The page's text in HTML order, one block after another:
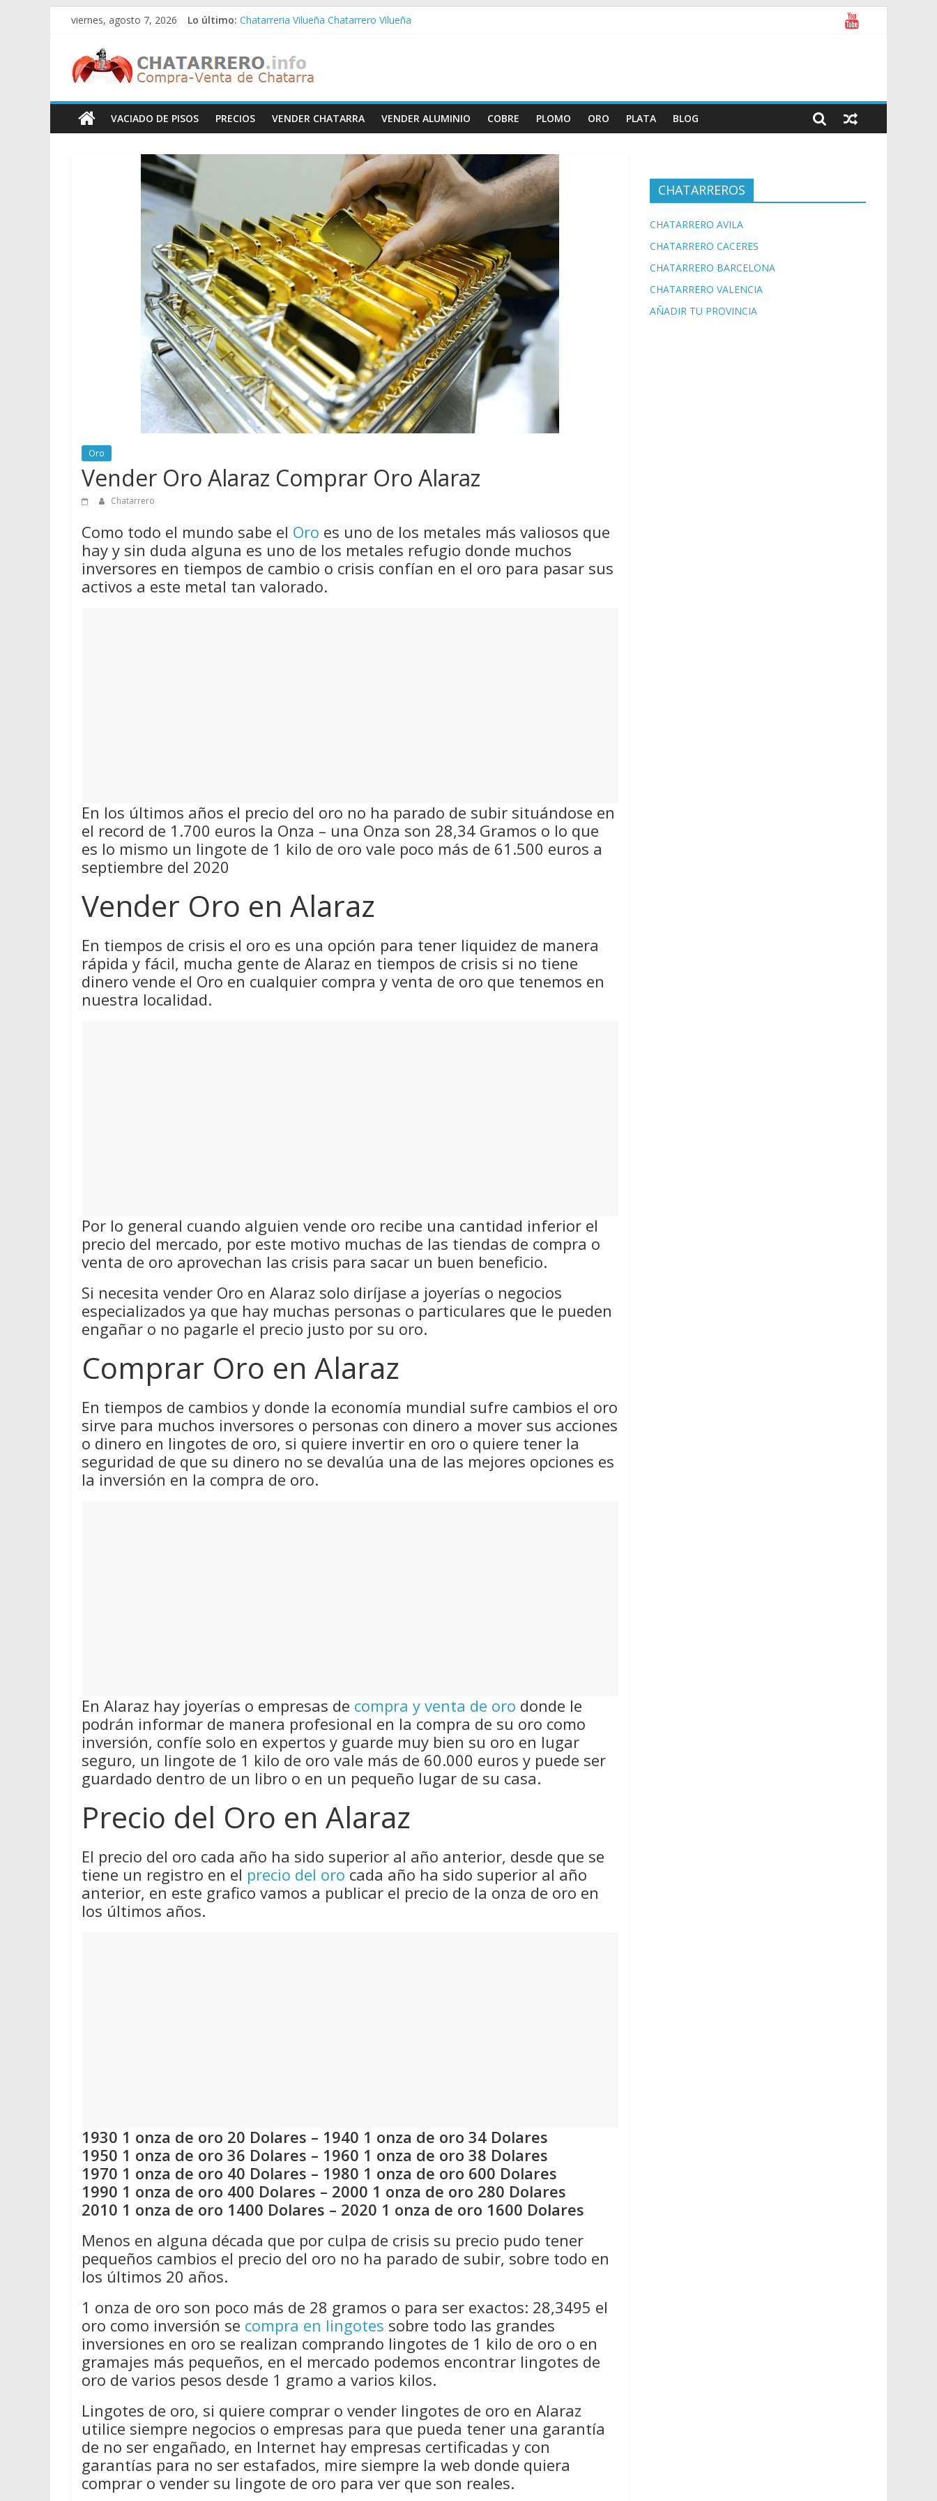
Saltar
contenido
viernes, agosto 7, 2026 Lo último: Chatarreria Vilueña Chatarrero Vilueña
Chatarreria Zaida Chatarrero Zaida
Chatarreria Vistabella Chatarrero Vistabella
Chatarreros
–
Precio
Chatarra
VACIADO DE PISOS PRECIOS VENDER CHATARRA VENDER ALUMINIO COBRE PLOMO ORO PLATA BLOG
Oro
Vender Oro Alaraz Comprar Oro Alaraz
Chatarrero
Como todo el mundo sabe el Oro es uno de los metales más valiosos que
hay y sin duda alguna es uno de los metales refugio donde muchos
inversores en tiempos de cambio o crisis confían en el oro para pasar sus
activos a este metal tan valorado.
En los últimos años el precio del oro no ha parado de subir situándose en
el record de 1.700 euros la Onza – una Onza son 28,34 Gramos o lo que
es lo mismo un lingote de 1 kilo de oro vale poco más de 61.500 euros a
septiembre del 2020
Vender Oro en Alaraz
En tiempos de crisis el oro es una opción para tener liquidez de manera
rápida y fácil, mucha gente de Alaraz en tiempos de crisis si no tiene
dinero vende el Oro en cualquier compra y venta de oro que tenemos en
nuestra localidad.
Por lo general cuando alguien vende oro recibe una cantidad inferior el
precio del mercado, por este motivo muchas de las tiendas de compra o
venta de oro aprovechan las crisis para sacar un buen beneficio.
Si necesita vender Oro en Alaraz solo diríjase a joyerías o negocios
especializados ya que hay muchas personas o particulares que le pueden
engañar o no pagarle el precio justo por su oro.
Comprar Oro en Alaraz
En tiempos de cambios y donde la economía mundial sufre cambios el oro
sirve para muchos inversores o personas con dinero a mover sus acciones
o dinero en lingotes de oro, si quiere invertir en oro o quiere tener la
seguridad de que su dinero no se devalúa una de las mejores opciones es
la inversión en la compra de oro.
En Alaraz hay joyerías o empresas de compra y venta de oro donde le
podrán informar de manera profesional en la compra de su oro como
inversión, confíe solo en expertos y guarde muy bien su oro en lugar
seguro, un lingote de 1 kilo de oro vale más de 60.000 euros y puede ser
guardado dentro de un libro o en un pequeño lugar de su casa.
Precio del Oro en Alaraz
El precio del oro cada año ha sido superior al año anterior, desde que se
tiene un registro en el precio del oro cada año ha sido superior al año
anterior, en este grafico vamos a publicar el precio de la onza de oro en
los últimos años.
1930 1 onza de oro 20 Dolares – 1940 1 onza de oro 34 Dolares
1950 1 onza de oro 36 Dolares – 1960 1 onza de oro 38 Dolares
1970 1 onza de oro 40 Dolares – 1980 1 onza de oro 600 Dolares
1990 1 onza de oro 400 Dolares – 2000 1 onza de oro 280 Dolares
2010 1 onza de oro 1400 Dolares – 2020 1 onza de oro 1600 Dolares
Menos en alguna década que por culpa de crisis su precio pudo tener
pequeños cambios el precio del oro no ha parado de subir, sobre todo en
los últimos 20 años.
1 onza de oro son poco más de 28 gramos o para ser exactos: 28,3495 el
oro como inversión se compra en lingotes sobre todo las grandes
inversiones en oro se realizan comprando lingotes de 1 kilo de oro o en
gramajes más pequeños, en el mercado podemos encontrar lingotes de
oro de varios pesos desde 1 gramo a varios kilos.
Lingotes de oro, si quiere comprar o vender lingotes de oro en Alaraz
utilice siempre negocios o empresas para que pueda tener una garantía
de no ser engañado, en Internet hay empresas certificadas y con
garantías para no ser estafados, mire siempre la web donde quiera
comprar o vender su lingote de oro para ver que son reales.
CHATARREROS
CHATARRERO AVILA
CHATARRERO CACERES
CHATARRERO BARCELONA
CHATARRERO VALENCIA
AÑADIR TU PROVINCIA